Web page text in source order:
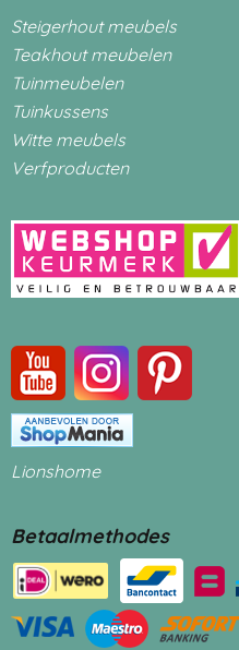
Steigerhout meubels
Teakhout meubelen
Tuinmeubelen
Tuinkussens
Witte meubels
Verfproducten
Lionshome
Betaalmethodes